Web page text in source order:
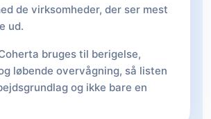
de virksomheder, der ser mest
ud.
bruges til berigelse,
løbende overvågning, så listen
og ikke bare en